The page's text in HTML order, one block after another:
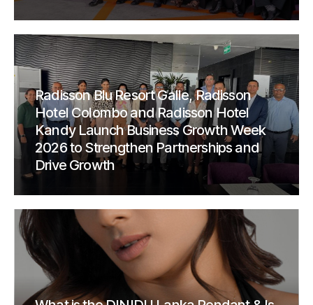
Radisson Blu Resort Galle, Radisson
Hotel Colombo and Radisson Hotel
Kandy Launch Business Growth Week
2026 to Strengthen Partnerships and
Drive Growth